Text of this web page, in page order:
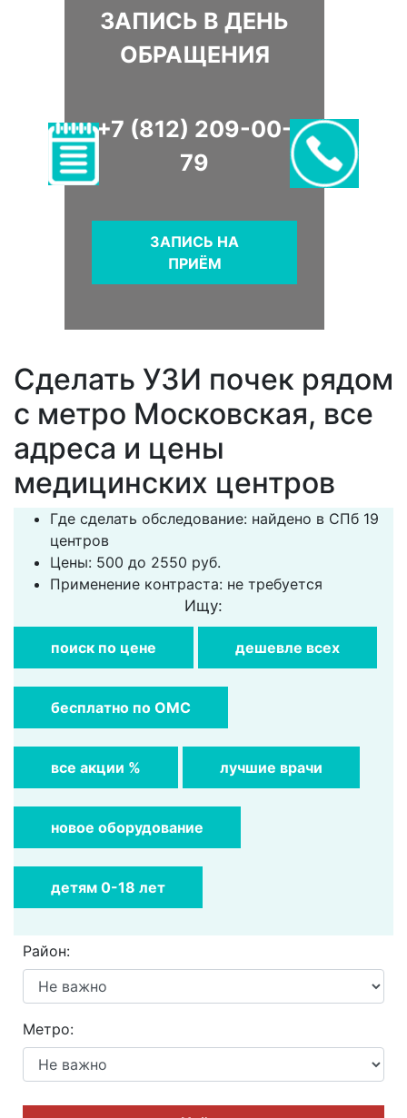
ЗАПИСЬ В ДЕНЬ
ОБРАЩЕНИЯ
+7 (812) 209-00-
79
ЗАПИСЬ НА
ПРИЁМ
Сделать УЗИ почек рядом
с метро Московская, все
адреса и цены
медицинских центров
Где сделать обследование: найдено в СПб 19
центров
Цены: 500 до 2550 руб.
Применение контраста: не требуется
Ищу:
поиск по цене дешевле всех
бесплатно по ОМС
все акции % лучшие врачи
новое оборудование
детям 0-18 лет
Район:
Метро: